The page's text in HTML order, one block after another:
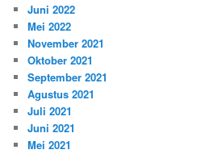
Juni 2022
Mei 2022
November 2021
Oktober 2021
September 2021
Agustus 2021
Juli 2021
Juni 2021
Mei 2021